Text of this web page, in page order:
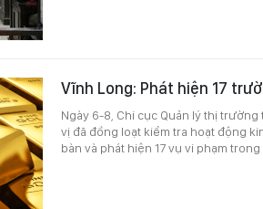
Vĩnh Long: Phát hiện 17
Ngày 6-8, Chi cục Quản lý thị
vị đã đồng loạt kiểm tra hoạt động
bàn và phát hiện 17 vụ vi phạm